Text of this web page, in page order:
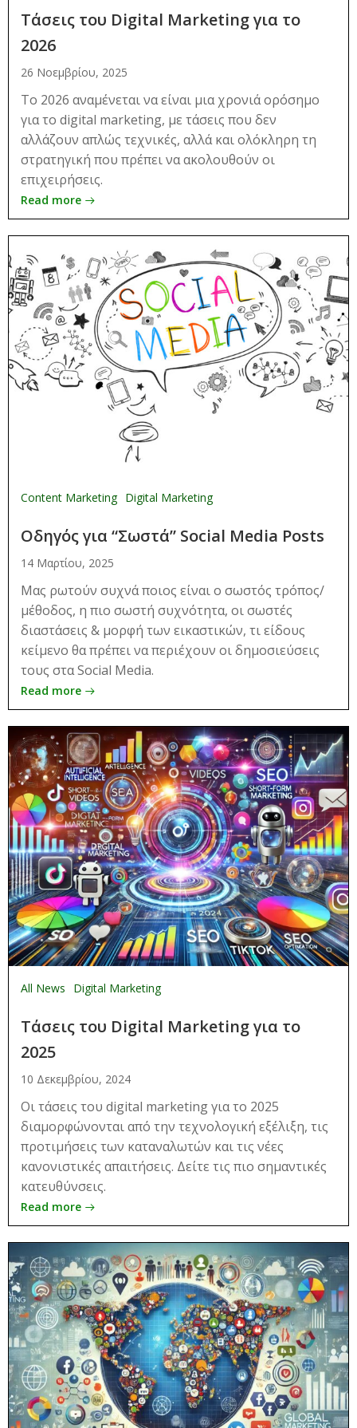
Τάσεις του Digital Marketing για το
2026
26 Νοεμβρίου, 2025
Το 2026 αναμένεται να είναι μια χρονιά ορόσημο
για το digital marketing, με τάσεις που δεν
αλλάζουν απλώς τεχνικές, αλλά και ολόκληρη τη
στρατηγική που πρέπει να ακολουθούν οι
επιχειρήσεις.
Read more
Content Marketing Digital Marketing
Οδηγός για “Σωστά” Social Media Posts
14 Μαρτίου, 2025
Μας ρωτούν συχνά ποιος είναι ο σωστός τρόπος/
μέθοδος, η πιο σωστή συχνότητα, οι σωστές
διαστάσεις & μορφή των εικαστικών, τι είδους
κείμενο θα πρέπει να περιέχουν οι δημοσιεύσεις
τους στα Social Media.
Read more
All News Digital Marketing
Τάσεις του Digital Marketing για το
2025
10 Δεκεμβρίου, 2024
Οι τάσεις του digital marketing για το 2025
διαμορφώνονται από την τεχνολογική εξέλιξη, τις
προτιμήσεις των καταναλωτών και τις νέες
κανονιστικές απαιτήσεις. Δείτε τις πιο σημαντικές
κατευθύνσεις.
Read more